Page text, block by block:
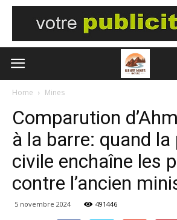
Home Mines
Comparution
à la barre: quand
civile enchaîne les
contre l’ancien
5 novembre 2024 491446